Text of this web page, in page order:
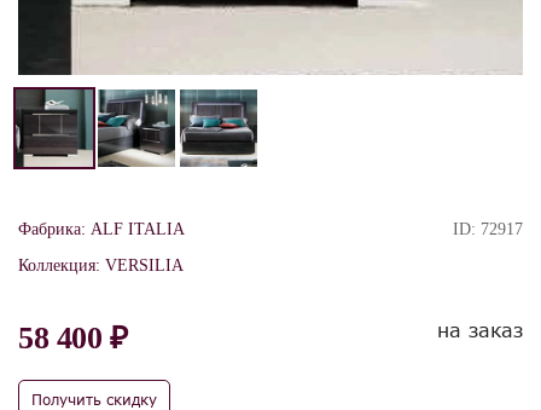
Фабрика: ALF ITALIA
Коллекция: VERSILIA
ID: 72917
58 400 ₽
Получить скидку
на заказ